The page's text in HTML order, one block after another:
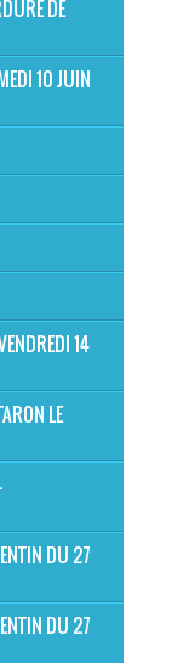
DE
10 JUIN
14
LE
DU 27
DU 27